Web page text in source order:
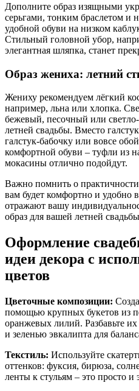
Дополните образ изящными
серьгами, тонким браслетом и
удобной обуви на низком
Стильный головной убор,
элегантная шляпка, станет
Образ жениха: летний
Жениху рекомендуем лёгкий
например, льна или хлопка.
бежевый, песочный или
летней свадьбы. Вместо
галстук-бабочку или вовсе
комфортной обуви – туфли из
мокасины отлично подойдут.
Важно помнить о
вам будет комфортно и удобно
отражают вашу
образ для вашей летней
Оформление
идеи декора с
цветов
Цветочные композиции:
помощью крупных букетов из
оранжевых лилий. Разбавьте
и зеленью эвкалипта для
Текстиль: Используйте
оттенков: фуксия, бирюза,
ленты к стульям – это просто и